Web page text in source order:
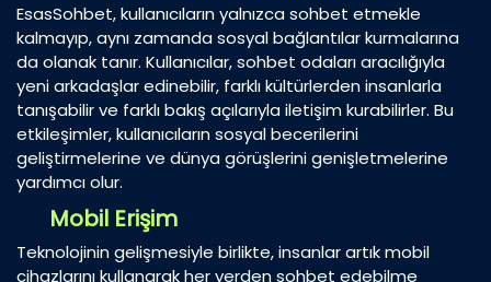
EsasSohbet, kullanıcıların yalnızca sohbet etmekle
kalmayıp, aynı zamanda sosyal bağlantılar kurmalarına
da olanak tanır. Kullanıcılar, sohbet odaları aracılığıyla
yeni arkadaşlar edinebilir, farklı kültürlerden insanlarla
tanışabilir ve farklı bakış açılarıyla iletişim kurabilirler. Bu
etkileşimler, kullanıcıların sosyal becerilerini
geliştirmelerine ve dünya görüşlerini genişletmelerine
yardımcı olur.
Mobil Erişim
Teknolojinin gelişmesiyle birlikte, insanlar artık mobil
cihazlarını kullanarak her yerden sohbet edebilme